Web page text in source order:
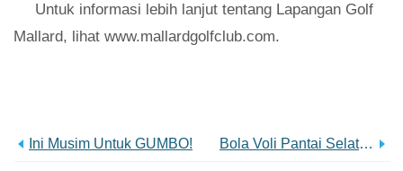
Untuk informasi lebih lanjut tentang Lapangan Golf
Mallard, lihat www.mallardgolfclub.com.
Ini Musim Untuk GUMBO! Bola Voli Pantai Selatan &Lainnya!🏐